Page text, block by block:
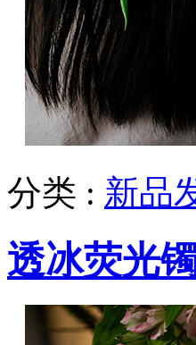
分类 : 新品
透冰荧光